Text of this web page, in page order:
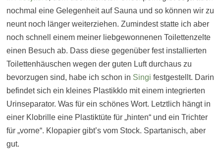
nochmal eine Gelegenheit auf Sauna und so können wir zu
neunt noch länger weiterziehen. Zumindest statte ich aber
noch schnell einem meiner liebgewonnenen Toilettenzelte
einen Besuch ab. Dass diese gegenüber fest installierten
Toilettenhäuschen wegen der guten Luft durchaus zu
bevorzugen sind, habe ich schon in Singi festgestellt. Darin
befindet sich ein kleines Plastikklo mit einem integrierten
Urinseparator. Was für ein schönes Wort. Letztlich hängt in
einer Klobrille eine Plastiktüte für „hinten“ und ein Trichter
für „vorne“. Klopapier gibt’s vom Stock. Spartanisch, aber
gut.